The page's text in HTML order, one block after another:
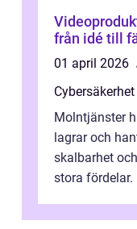
från idé till
01 april 2026
Molntjänster
lagrar och
skalbarhet
stora